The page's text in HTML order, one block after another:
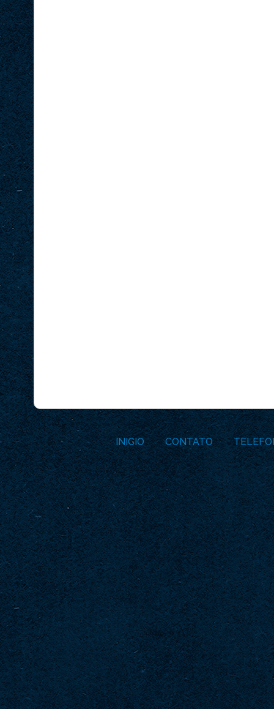
INICIO CONTATO